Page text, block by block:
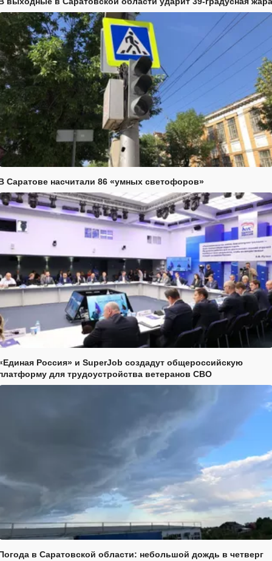
Саратове насчитали 86 «умных светофоров»
Россия» и SuperJob создадут общероссийскую
для трудоустройства ветеранов СВО
в Саратовской области: небольшой дождь в четверг